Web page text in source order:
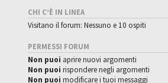
CHI C’È IN LINEA
Visitano il forum: Nessuno e 10 ospiti
PERMESSI FORUM
Non puoi aprire nuovi argomenti
Non puoi rispondere negli argomenti
Non puoi modificare i tuoi messaggi